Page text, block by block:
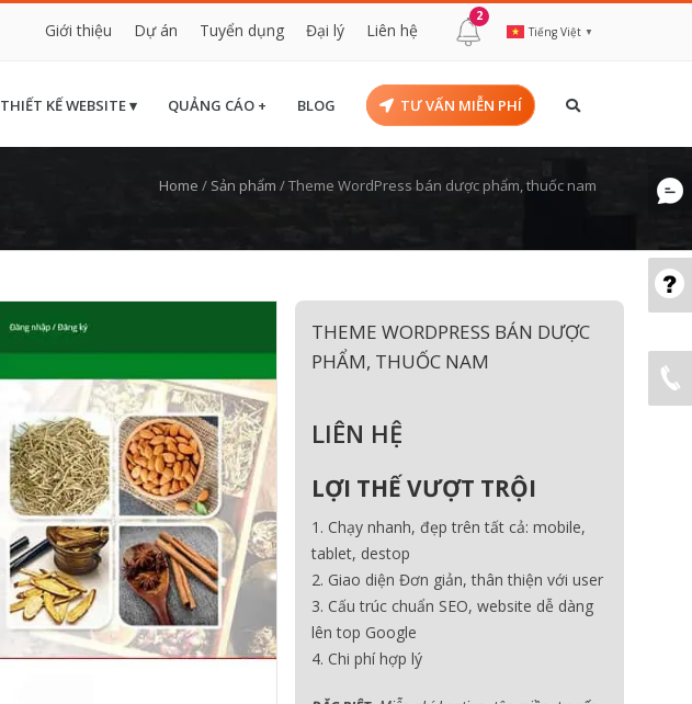
Giới thiệu Dự án Tuyển dụng Đại lý Liên hệ
2
Tiếng Việt ▼
THIẾT KẾ WEBSITE ▾ QUẢNG CÁO + BLOG TƯ VẤN MIỄN PHÍ
Home / Sản phẩm /Theme WordPress bán dược phẩm, thuốc nam
THEME WORDPRESS BÁN DƯỢC
PHẨM, THUỐC NAM
LIÊN HỆ
LỢI THẾ VƯỢT TRỘI
Chạy nhanh, đẹp trên tất cả: mobile,
tablet, destop
Giao diện Đơn giản, thân thiện với user
Cấu trúc chuẩn SEO, website dễ dàng
lên top Google
Chi phí hợp lý